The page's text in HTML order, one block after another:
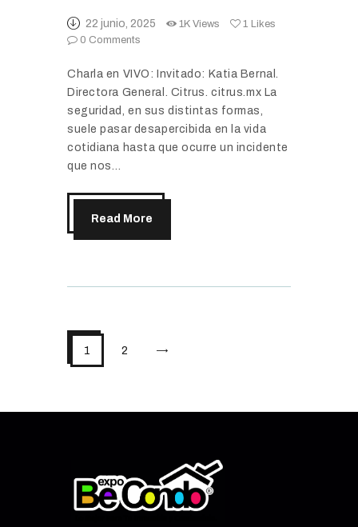
22 junio, 2025 1K Views 1 Likes
0 Comments
Charla en VIVO: Invitado: Katia Bernal.
Directora General. Citrus. citrus.mx La
seguridad, en sus distintas formas,
suele pasar desapercibida en la vida
cotidiana hasta que ocurre un incidente
que nos…
Read More
1 2
>